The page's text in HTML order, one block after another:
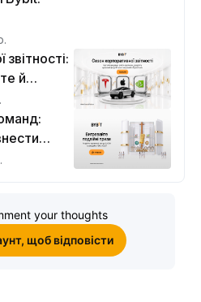
й
на
your thoughts
щоб відповісти